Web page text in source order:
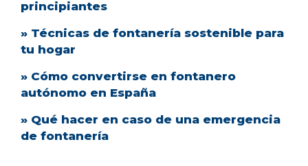
principiantes
» Técnicas de fontanería sostenible para
tu hogar
» Cómo convertirse en fontanero
autónomo en España
» Qué hacer en caso de una emergencia
de fontanería